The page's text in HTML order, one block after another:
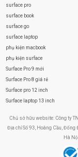
surface pro
surface book
surface go
surface laptop
phụ kiện macbook
phụ kiện surface
Surface Pro 9 mới
Surface Pro 8 giá rẻ
Surface pro 12 inch
Surface laptop 13 inch
Chủ sở hữu website: Công ty
Địa chỉ Số 93, Hoàng Cầu, Đống
Hà